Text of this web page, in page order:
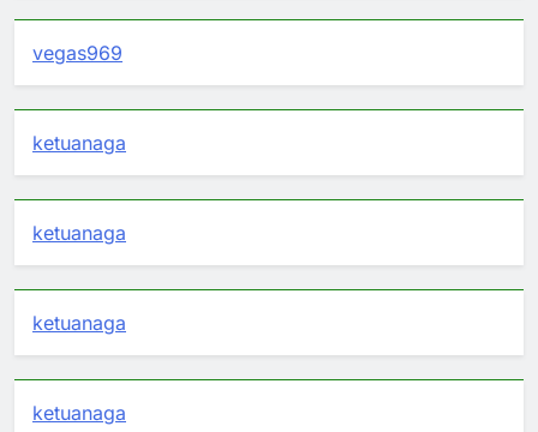
vegas969
ketuanaga
ketuanaga
ketuanaga
ketuanaga